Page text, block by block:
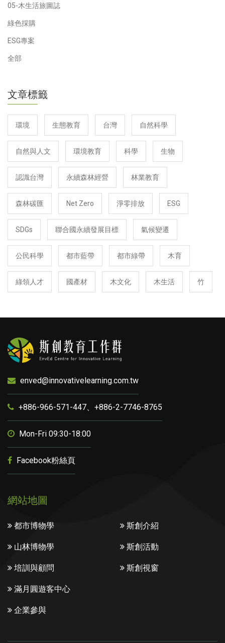
05-木生活旅圖誌
綠色採購
ESG專案
全部
文章標籤
環境 生態教育 台灣 自然科學
自然與人文 環境教育 科學 生物
認識台灣 永續森林經營 林業教育
森林碳匯 Net Zero 淨零排放 ESG
SDGs 聯合國永續發展目標 氣候變遷
公民科學 都市藍帶 都市綠帶 木育
綠領人才 國產材 木文化 木生活 竹
enved@innovativelearning.com.tw
+886-966-571-447、+886-2-7746-8765
Mon-Fri 09:30-18:00
Facebook粉絲頁
網站地圖
都市博物學
山林博物學
培訓與顧問
滿月圓遊客中心
企業參與
斯創介紹
斯創活動
斯創視窗